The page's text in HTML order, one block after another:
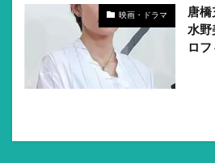
映画・ドラマ
唐橋
水野
ロ